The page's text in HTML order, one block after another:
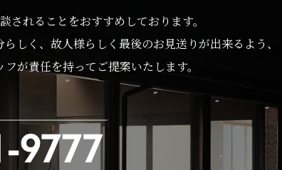
れることをおすすめしております。
しく、故人様らしく最後のお見送りが出来るよう、
が責任を持ってご提案いたします。